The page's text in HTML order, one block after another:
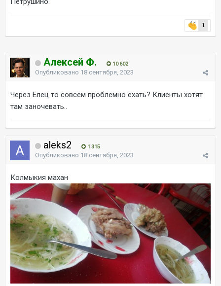
1
Алексей Ф. 10 602
Опубликовано 18 сентября, 2023
Через Елец то совсем проблемно ехать? Клиенты хотят
там заночевать..
aleks2 1 315
Опубликовано 18 сентября, 2023
Колмыкия махан